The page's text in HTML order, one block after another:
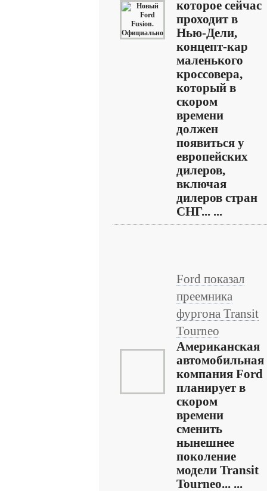
которое сейчас
проходит в
Нью-Дели,
концепт-кар
маленького
кроссовера,
который в
скором
времени
должен
появиться у
европейских
дилеров,
включая
дилеров стран
СНГ... ...
Ford показал
преемника
фургона Transit
Tourneo
Американская
автомобильная
компания Ford
планирует в
скором
времени
сменить
нынешнее
поколение
модели Transit
Tourneo... ...